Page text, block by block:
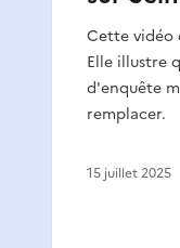
Cette vidéo
Elle illustre
d'enquête
remplacer.
15 juillet 2025